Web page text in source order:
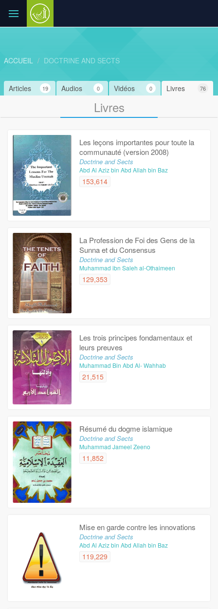
ACCUEIL DOCTRINE AND SECTS
Livres 76
Vidéos 0
Audios 0
Articles 19
Livres
Les leçons importantes pour toute la
communauté (version 2008)
Doctrine and Sects
Abd Al Aziz bin Abd Allah bin Baz
153,614
La Profession de Foi des Gens de la
Sunna et du Consensus
Doctrine and Sects
Muhammad ibn Saleh al-Othaimeen
129,353
Les trois principes fondamentaux et
leurs preuves
Doctrine and Sects
Muhammad Bin Abd Al- Wahhab
21,515
Résumé du dogme islamique
Doctrine and Sects
Muhammad Jameel Zeeno
11,852
Mise en garde contre les innovations
Doctrine and Sects
Abd Al Aziz bin Abd Allah bin Baz
119,229